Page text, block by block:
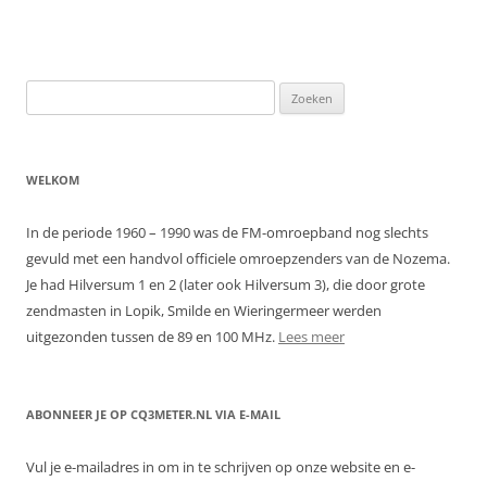
naar:
WELKOM
In de periode 1960 – 1990 was de FM-omroepband nog slechts
gevuld met een handvol officiele omroepzenders van de Nozema.
Je had Hilversum 1 en 2 (later ook Hilversum 3), die door grote
zendmasten in Lopik, Smilde en Wieringermeer werden
uitgezonden tussen de 89 en 100 MHz. Lees meer
ABONNEER JE OP CQ3METER.NL VIA E-MAIL
Vul je e-mailadres in om in te schrijven op onze website en e-